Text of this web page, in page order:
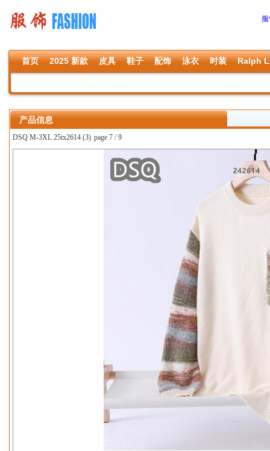
首页 2025 新款 皮具 鞋子 配饰 泳衣 时装 Ralph
产品信息
DSQ M-3XL 25tx2614 (3) page 7 / 9